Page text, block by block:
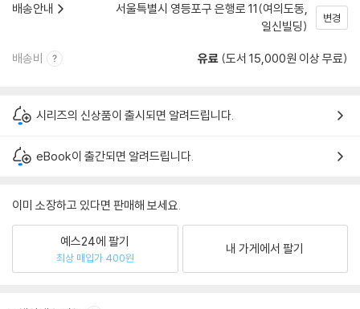
배송안내
서울특별시 영등포구 은행로 11(여의도동,
일신빌딩)
변경
배송비 유료 (도서 15,000원 이상 무료)
시리즈의 신상품이 출시되면 알려드립니다.
eBook이 출간되면 알려드립니다.
이미 소장하고 있다면 판매해 보세요.
예스24에 팔기
최상 매입가 400원
내 가게에서 팔기